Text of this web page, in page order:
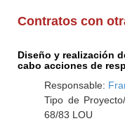
Contratos con
Diseño y realización
cabo acciones de
Responsable:
Tipo de
68/83 LOU